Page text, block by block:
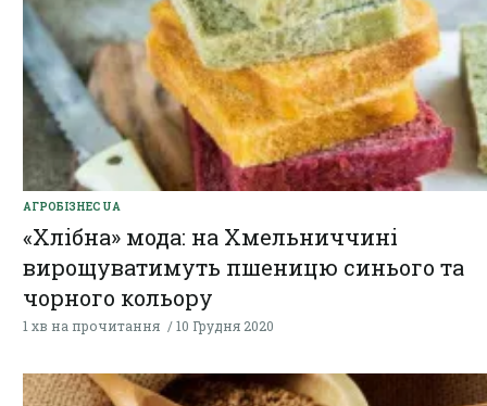
АГРОБІЗНЕС UA
«Хлібна» мода: на Хмельниччині
вирощуватимуть пшеницю синього та
чорного кольору
1 хв на прочитання 10 Грудня 2020